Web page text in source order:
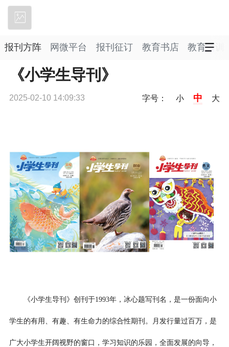
报刊方阵 网微平台 报刊征订 教育书店 教育培训
《小学生导刊》
2025-02-10 14:09:33 字号： 小 中 大
《小学生导刊》创刊于1993年，冰心题写刊名，是一份面向小
学生的有用、有趣、有生命力的综合性期刊。月发行量过百万，是
广大小学生开阔视野的窗口，学习知识的乐园，全面发展的向导，